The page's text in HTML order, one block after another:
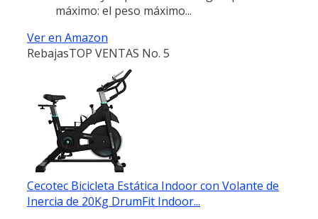
máximo: el peso máximo...
Ver en Amazon
RebajasTOP VENTAS No. 5
Cecotec Bicicleta Estática Indoor con Volante de
Inercia de 20Kg DrumFit Indoor...